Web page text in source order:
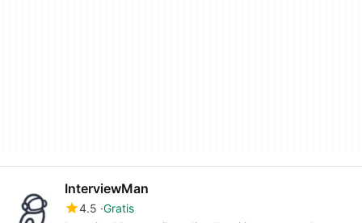
InterviewMan
4.5 Gratis